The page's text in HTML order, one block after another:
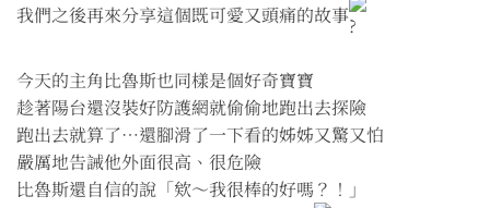
我們之後再來分享這個既可愛又頭痛的故事
今天的主角比魯斯也同樣是個好奇寶寶
趁著陽台還沒裝好防護網就偷偷地跑出去探險
跑出去就算了…還腳滑了一下看的姊姊又驚又怕
嚴厲地告誡他外面很高、很危險
比魯斯還自信的說「欸～我很棒的好嗎？！」